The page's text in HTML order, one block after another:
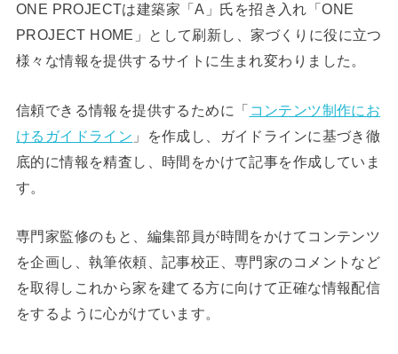
ONE PROJECTは建築家「A」氏を招き入れ「ONE
PROJECT HOME」として刷新し、家づくりに役に立つ
様々な情報を提供するサイトに生まれ変わりました。
信頼できる情報を提供するために「 コンテンツ制作にお
けるガイドライン 」を作成し、ガイドラインに基づき徹
底的に情報を精査し、時間をかけて記事を作成していま
す。
専門家監修のもと、編集部員が時間をかけてコンテンツ
を企画し、執筆依頼、記事校正、専門家のコメントなど
を取得しこれから家を建てる方に向けて正確な情報配信
をするように心がけています。